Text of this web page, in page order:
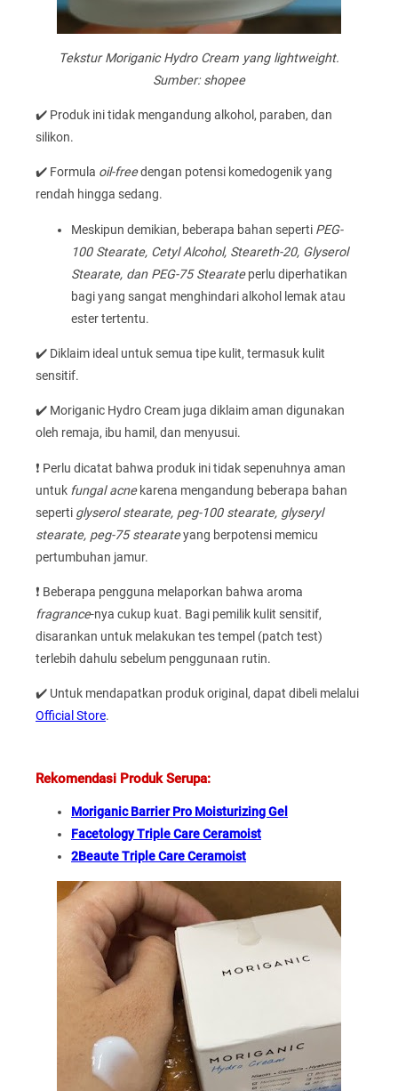
Tekstur Moriganic Hydro Cream yang lightweight.
Sumber: shopee
✔️ Produk ini tidak mengandung alkohol, paraben, dan
silikon.
✔️ Formula oil-freedengan potensi komedogenik yang
rendah hingga sedang.
Meskipun demikian, beberapa bahan seperti PEG-
100 Stearate, Cetyl Alcohol, Steareth-20, Glyserol
Stearate, dan PEG-75 Stearateperlu diperhatikan
bagi yang sangat menghindari alkohol lemak atau
ester tertentu.
✔️ Diklaim ideal untuk semua tipe kulit, termasuk kulit
sensitif.
✔️ Moriganic Hydro Cream juga diklaim aman digunakan
oleh remaja, ibu hamil, dan menyusui.
❗ Perlu dicatat bahwa produk ini tidak sepenuhnya aman
untuk fungal acnekarena mengandung beberapa bahan
seperti glyserol stearate, peg-100 stearate, glyseryl
stearate, peg-75 stearateyang berpotensi memicu
pertumbuhan jamur.
❗ Beberapa pengguna melaporkan bahwa aroma
fragrance-nya cukup kuat. Bagi pemilik kulit sensitif,
disarankan untuk melakukan tes tempel (patch test)
terlebih dahulu sebelum penggunaan rutin.
✔️ Untuk mendapatkan produk original, dapat dibeli melalui
Official Store.
Rekomendasi Produk Serupa:
Moriganic Barrier Pro Moisturizing Gel
Facetology Triple Care Ceramoist
2Beaute Triple Care Ceramoist